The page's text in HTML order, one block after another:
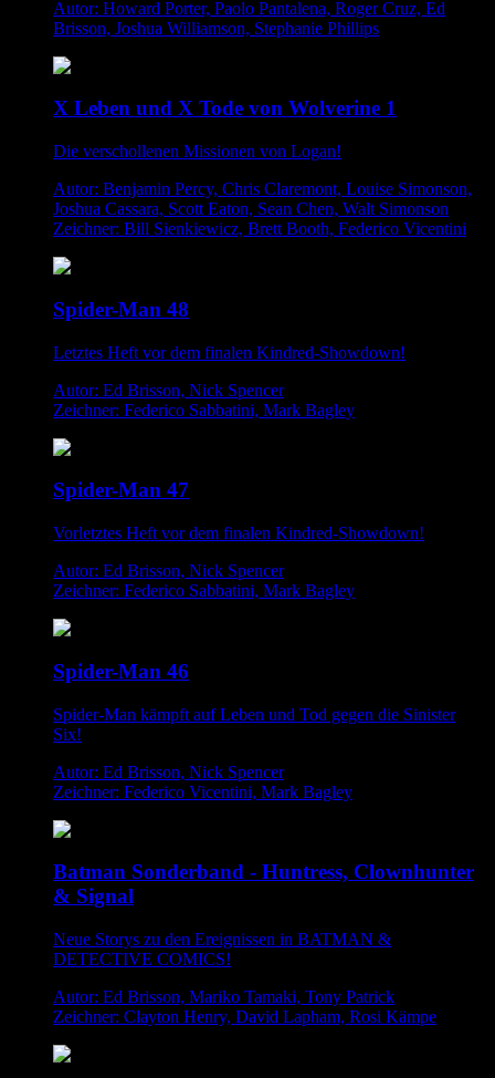
Autor: Howard Porter, Paolo Pantalena, Roger Cruz, Ed
Brisson, Joshua Williamson, Stephanie Phillips
X Leben und X Tode von Wolverine 1
Die verschollenen Missionen von Logan!
Autor: Benjamin Percy, Chris Claremont, Louise Simonson,
Joshua Cassara, Scott Eaton, Sean Chen, Walt Simonson
Zeichner: Bill Sienkiewicz, Brett Booth, Federico Vicentini
Spider-Man 48
Letztes Heft vor dem finalen Kindred-Showdown!
Autor: Ed Brisson, Nick Spencer
Zeichner: Federico Sabbatini, Mark Bagley
Spider-Man 47
Vorletztes Heft vor dem finalen Kindred-Showdown!
Autor: Ed Brisson, Nick Spencer
Zeichner: Federico Sabbatini, Mark Bagley
Spider-Man 46
Spider-Man kämpft auf Leben und Tod gegen die Sinister
Six!
Autor: Ed Brisson, Nick Spencer
Zeichner: Federico Vicentini, Mark Bagley
Batman Sonderband - Huntress, Clownhunter
& Signal
Neue Storys zu den Ereignissen in BATMAN &
DETECTIVE COMICS!
Autor: Ed Brisson, Mariko Tamaki, Tony Patrick
Zeichner: Clayton Henry, David Lapham, Rosi Kämpe